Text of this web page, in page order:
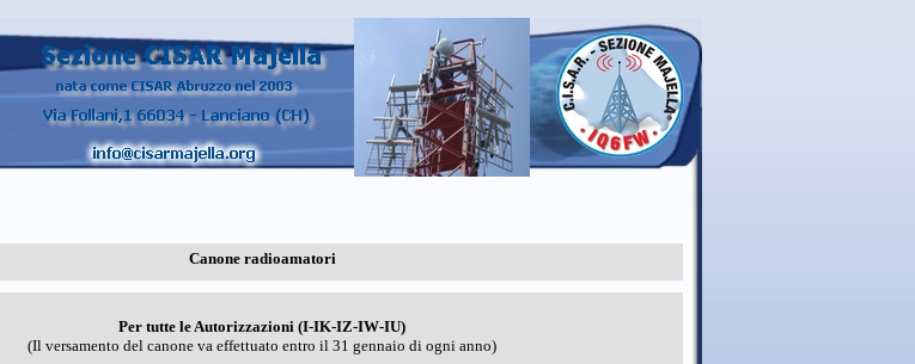
Canone radioamatori
Per tutte le Autorizzazioni (I-IK-IZ-IW-IU)
(Il versamento del canone va effettuato entro il 31 gennaio di ogni anno)